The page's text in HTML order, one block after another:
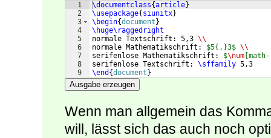
1
2
3
4
5
6
7
8
9
\documentclass{article}
\usepackage{ siunitx}
\begin{document }
\huge\raggedright
normale Textschrift: 5,3 \\
normale Mathematikschrift: $5{,}3$ \\
serifenlose Mathematikschrift: $\num [math-
serifenlose Textschrift: \sffamily 5,3
\end {document }
Ausgabe erzeugen
Wenn man allgemein das
will, lässt sich das auch noch